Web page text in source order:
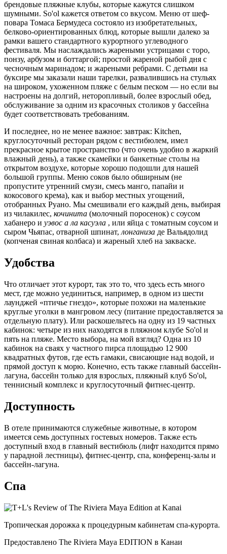
брендовые пляжные клубы, которые кажутся слишком
шумными. So'ol кажется ответом со вкусом. Меню от шеф-
повара Томаса Бермудеса состояло из изобретательных,
белково-ориентированных блюд, которые вышли далеко за
рамки вашего стандартного курортного углеводного
фестиваля. Мы наслаждались жареными устрицами с торо,
понзу, арбузом и боттаргой; простой жареной рыбой дня с
чесночным маринадом; и жареными ребрами. С детьми на
буксире мы заказали наши тарелки, развалившись на стульях
на широком, ухоженном пляже с белым песком — но если вы
настроены на долгий, неторопливый, более взрослый обед,
обслуживание за одним из красочных столиков у бассейна
будет соответствовать требованиям.
И последнее, но не менее важное: завтрак: Kitchen,
круглосуточный ресторан рядом с вестибюлем, имел
прекрасное крытое пространство (что очень удобно в жаркий
влажный день), а также скамейки и банкетные столы на
открытом воздухе, которые хорошо подошли для нашей
большой группы. Меню соков было обширным (не
пропустите утренний смузи, смесь манго, папайи и
кокосового крема), как и выбор местных угощений,
отобранных Руано. Мы смешивали его каждый день, выбирая
из чилакилес, кочинита (молочный поросенок) с соусом
хабанеро и уэвос а ла касуэла , или яйца с томатным соусом и
сыром Чьяпас, отварной шпинат, лонганиза де Вальядолид
(копченая свиная колбаса) и жареный хлеб на закваске.
Удобства
Что отличает этот курорт, так это то, что здесь есть много
мест, где можно уединиться, например, в одном из шести
лаунджей «птичье гнездо», которые похожи на маленькие
круглые уголки в мангровом лесу (питание предоставляется за
отдельную плату). Или раскошельтесь на одну из 19 частных
кабинок: четыре из них находятся в пляжном клубе So'ol и
пять на пляже. Место выбора, на мой взгляд? Одна из 10
кабинок на сваях у частного пирса площадью 12 900
квадратных футов, где есть гамаки, свисающие над водой, и
прямой доступ к морю. Конечно, есть также главный бассейн-
лагуна, бассейн только для взрослых, пляжный клуб So'ol,
теннисный комплекс и круглосуточный фитнес-центр.
Доступность
В отеле принимаются служебные животные, в котором
имеется семь доступных гостевых номеров. Также есть
доступный вход в главный вестибюль (лифт находится прямо
у парадной лестницы), фитнес-центр, спа, конференц-залы и
бассейн-лагуна.
Спа
Тропическая дорожка к процедурным кабинетам спа-курорта.
Предоставлено The Riviera Maya EDITION в Канаи